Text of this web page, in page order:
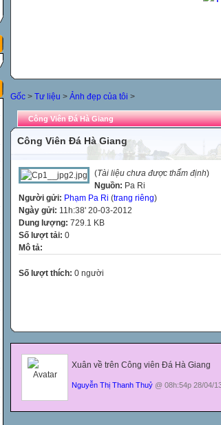
Gốc > Tư liệu > Ảnh đẹp của tôi >
Công Viên Đá Hà Giang
Công Viên Đá Hà Giang
(Tài liệu chưa được thẩm định)
Nguồn: Pa Ri
Người gửi: Phạm Pa Ri (trang riêng)
Ngày gửi: 11h:38' 20-03-2012
Dung lượng: 729.1 KB
Số lượt tải: 0
Mô tả:
Số lượt thích: 0 người
Xuân về trên Công viên Đá Hà Giang
Nguyễn Thị Thanh Thuỷ @ 08h:54p 28/04/